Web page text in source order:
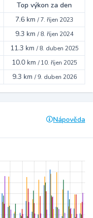
Top výkon za den
7.6 km /7. říjen 2023
9.3 km /8. říjen 2024
11.3 km /8. duben 2025
10.0 km /10. říjen 2025
9.3 km /9. duben 2026
Nápověda